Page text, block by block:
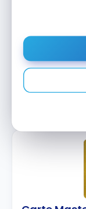
Acceptée